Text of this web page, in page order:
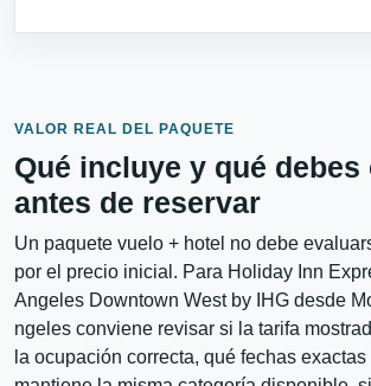
VALOR REAL DEL PAQUETE
Qué incluye y qué
antes de reservar
Un paquete vuelo + hotel no debe
por el precio inicial. Para Holiday Inn
Angeles Downtown West by IHG desde
ngeles conviene revisar si la tarifa
la ocupación correcta, qué fechas exactas